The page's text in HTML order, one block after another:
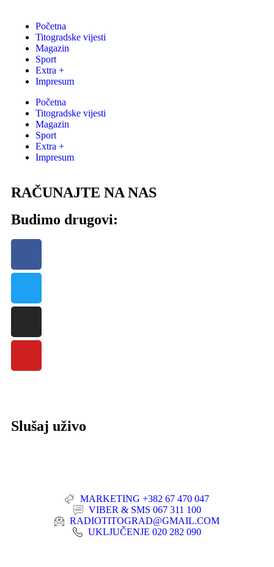
Početna
Titogradske vijesti
Magazin
Sport
Extra +
Impresum
Početna
Titogradske vijesti
Magazin
Sport
Extra +
Impresum
RAČUNAJTE NA NAS
Budimo drugovi:
Slušaj uživo
MARKETING +382 67 470 047
VIBER & SMS 067 311 100
RADIOTITOGRAD@GMAIL.COM
UKLJUČENJE 020 282 090